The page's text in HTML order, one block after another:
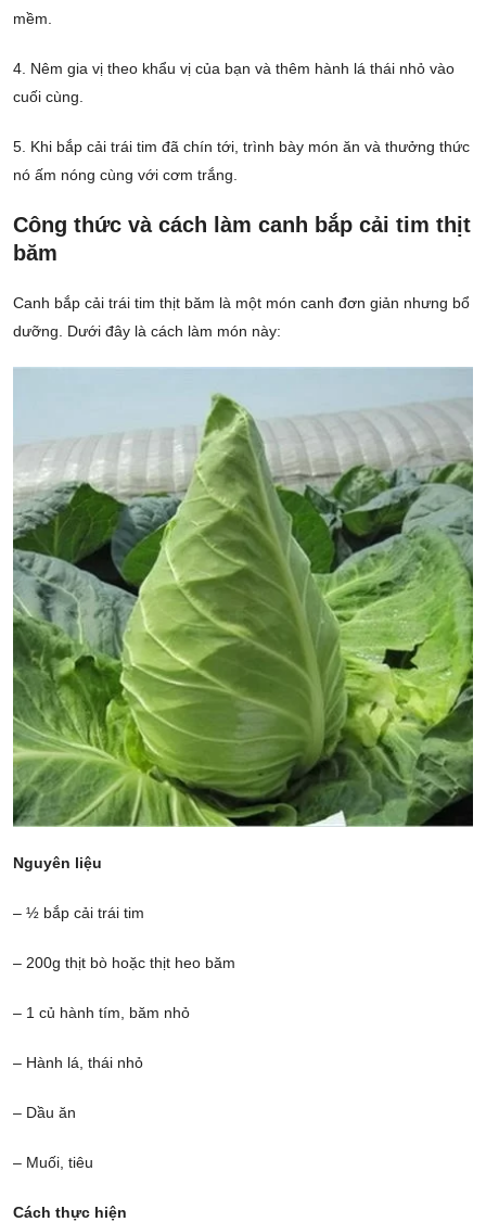
mềm.
4. Nêm gia vị theo khẩu vị của bạn và thêm hành lá thái nhỏ vào
cuối cùng.
5. Khi bắp cải trái tim đã chín tới, trình bày món ăn và thưởng thức
nó ấm nóng cùng với cơm trắng.
Công thức và cách làm canh bắp cải tim thịt
băm
Canh bắp cải trái tim thịt băm là một món canh đơn giản nhưng bổ
dưỡng. Dưới đây là cách làm món này:
Nguyên liệu
– ½ bắp cải trái tim
– 200g thịt bò hoặc thịt heo băm
– 1 củ hành tím, băm nhỏ
– Hành lá, thái nhỏ
– Dầu ăn
– Muối, tiêu
Cách thực hiện